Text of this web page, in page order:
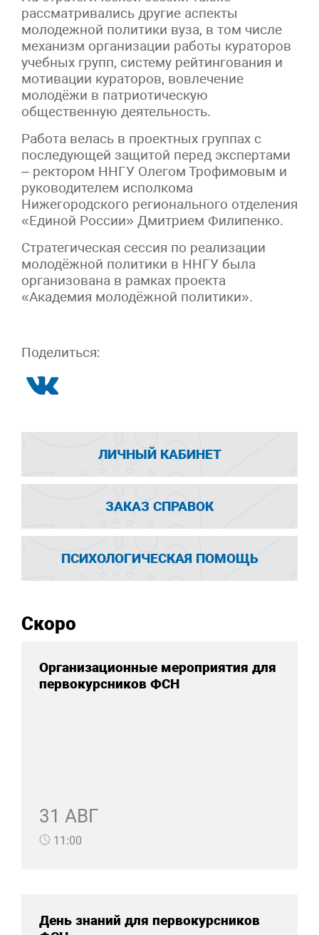
рассматривались другие аспекты
молодежной политики вуза, в том числе
механизм организации работы кураторов
учебных групп, систему рейтингования и
мотивации кураторов, вовлечение
молодёжи в патриотическую
общественную деятельность.
Работа велась в проектных группах с
последующей защитой перед экспертами
– ректором ННГУ Олегом Трофимовым и
руководителем исполкома
Нижегородского регионального отделения
«Единой России» Дмитрием Филипенко.
Стратегическая сессия по реализации
молодёжной политики в ННГУ была
организована в рамках проекта
«Академия молодёжной политики».
Поделиться:
ЛИЧНЫЙ КАБИНЕТ
ЗАКАЗ СПРАВОК
ПСИХОЛОГИЧЕСКАЯ ПОМОЩЬ
Скоро
Организационные мероприятия для
первокурсников ФСН
31 АВГ
11:00
День знаний для первокурсников